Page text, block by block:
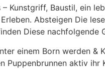
Kunstgriff, Baustil, ein
Absteigen Die
Diese nachfolgende
einem Born werden &
Puppenbrunnen aktiv